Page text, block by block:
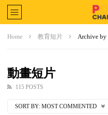
Home 教育短片 Archive by
動畫短片
115 POSTS
SORT BY: MOST COMMENTED